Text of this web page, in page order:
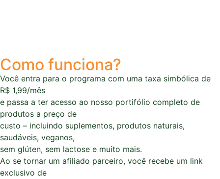
Como funciona?
Você entra para o programa com uma taxa simbólica de
R$ 1,99/mês
e passa a ter acesso ao nosso portifólio completo de
produtos a preço de
custo – incluindo suplementos, produtos naturais,
saudáveis, veganos,
sem glúten, sem lactose e muito mais.
Ao se tornar um afiliado parceiro, você recebe um link
exclusivo de